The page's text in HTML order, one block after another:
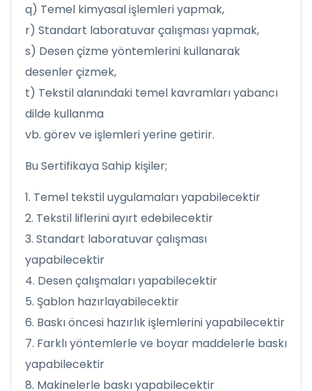
q) Temel kimyasal işlemleri yapmak,
r) Standart laboratuvar çalışması yapmak,
s) Desen çizme yöntemlerini kullanarak
desenler çizmek,
t) Tekstil alanındaki temel kavramları yabancı
dilde kullanma
vb. görev ve işlemleri yerine getirir.
Bu Sertifikaya Sahip kişiler;
1. Temel tekstil uygulamaları yapabilecektir
2. Tekstil liflerini ayırt edebilecektir
3. Standart laboratuvar çalışması
yapabilecektir
4. Desen çalışmaları yapabilecektir
5. Şablon hazırlayabilecektir
6. Baskı öncesi hazırlık işlemlerini yapabilecektir
7. Farklı yöntemlerle ve boyar maddelerle baskı
yapabilecektir
8. Makinelerle baskı yapabilecektir